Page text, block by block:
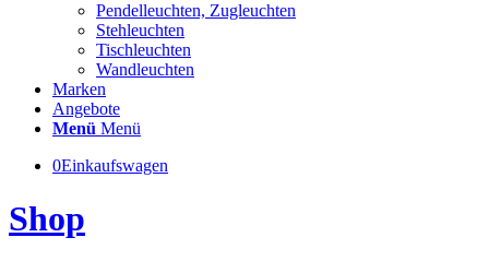
Pendelleuchten, Zugleuchten
Stehleuchten
Tischleuchten
Wandleuchten
Marken
Angebote
Menü Menü
0Einkaufswagen
Shop